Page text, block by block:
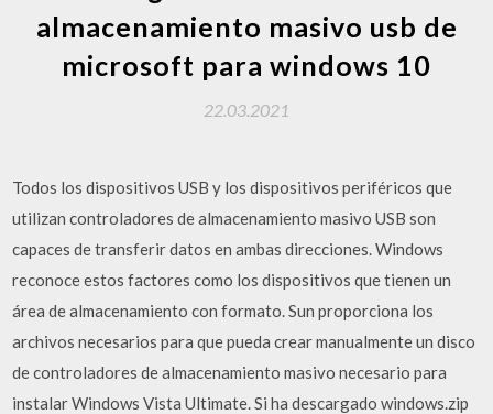
almacenamiento masivo usb de
microsoft para windows 10
22.03.2021
Todos los dispositivos USB y los dispositivos periféricos que
utilizan controladores de almacenamiento masivo USB son
capaces de transferir datos en ambas direcciones. Windows
reconoce estos factores como los dispositivos que tienen un
área de almacenamiento con formato. Sun proporciona los
archivos necesarios para que pueda crear manualmente un disco
de controladores de almacenamiento masivo necesario para
instalar Windows Vista Ultimate. Si ha descargado windows.zip